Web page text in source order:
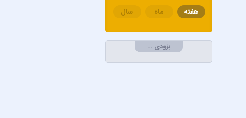
ابولفضل رضوانی
ابی و کامران و هومن
هفته ماه سال
بزودی …